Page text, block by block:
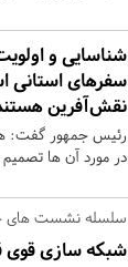
شناسایی و
سفرهای استانی
نقش‌آفرین
رئیس جمهور گفت:
در مورد آن ها
سلسله نشست های
شبکه سازی قوی